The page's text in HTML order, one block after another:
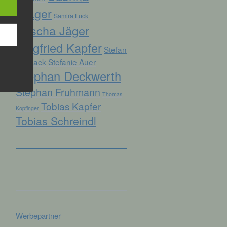
Prager Samira Luck
Sascha Jäger
Siegfried Kapfer Stefan
Biersack Stefanie Auer
Stephan Deckwerth
Stephan Fruhmann Thomas
Kopfinger Tobias Kapfer
Tobias Schreindl
Werbepartner